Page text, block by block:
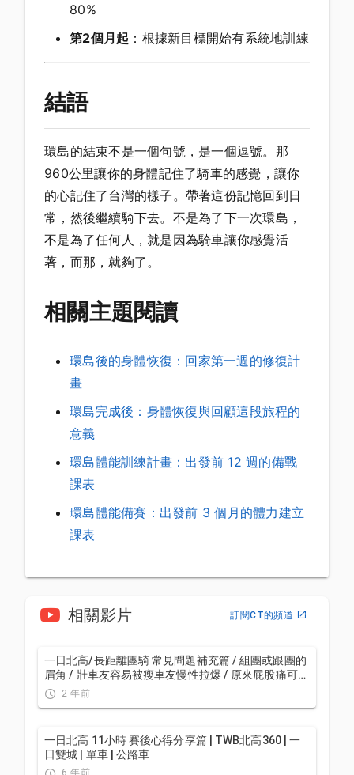
80%
第2個月起 ：根據新目標開始有系統地訓練
結語
環島的結束不是一個句號，是一個逗號。那
960公里讓你的身體記住了騎車的感覺，讓你
的心記住了台灣的樣子。帶著這份記憶回到日
常，然後繼續騎下去。不是為了下一次環島，
不是為了任何人，就是因為騎車讓你感覺活
著，而那，就夠了。
相關主題閱讀
環島後的身體恢復：回家第一週的修復計
畫
環島完成後：身體恢復與回顧這段旅程的
意義
環島體能訓練計畫：出發前 12 週的備戰
課表
環島體能備賽：出發前 3 個月的體力建立
課表
相關影片 訂閱CT的頻道
一日北高/長距離團騎 常見問題補充篇 / 組團或跟團的
眉角 / 壯車友容易被瘦車友慢性拉爆 / 原來屁股痛可能
是這個原因...？ / 風場配速法 / 公路車 / CT Yeh
2 年前
一日北高 11小時 賽後心得分享篇 | TWB北高360 | 一
日雙城 | 單車 | 公路車